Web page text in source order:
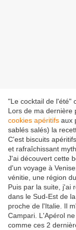
"Le cocktail de l'été"
Lors de ma dernière
cookies apéritifs aux
sablés salés) la
C'est biscuits
et rafraîchissant
J'ai découvert cette
d'un voyage à
vénitie, une région
Puis par la suite, j'ai
dans le Sud-Est de
proche de l'Italie. Il
Campari. L'Apérol
comme ces 2